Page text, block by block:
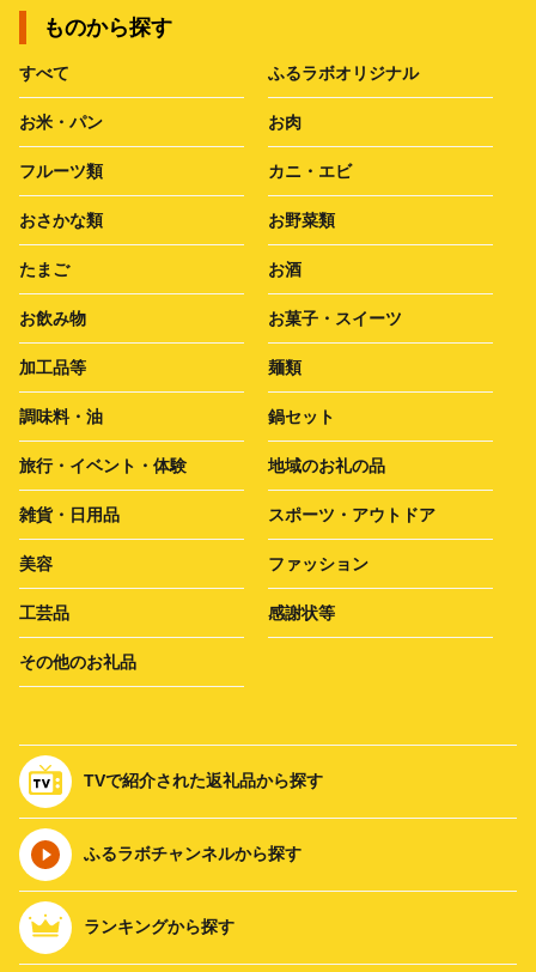
ものから探す
すべて ふるラボオリジナル
お米・パン お肉
フルーツ類 カニ・エビ
おさかな類 お野菜類
たまご お酒
お飲み物 お菓子・スイーツ
加工品等 麺類
調味料・油 鍋セット
旅行・イベント・体験 地域のお礼の品
雑貨・日用品 スポーツ・アウトドア
美容 ファッション
工芸品 感謝状等
その他のお礼品
TVで紹介された返礼品から探す
ふるラボチャンネルから探す
ランキングから探す